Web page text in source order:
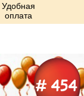
Удобная
оплата